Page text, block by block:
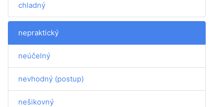
chladný
nepraktický
neúčelný
nevhodný (postup)
nešikovný